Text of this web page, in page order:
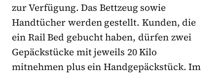
zur Verfügung. Das Bettzeug sowie
Handtücher werden gestellt. Kunden, die
ein Rail Bed gebucht haben, dürfen zwei
Gepäckstücke mit jeweils 20 Kilo
mitnehmen plus ein Handgepäckstück. Im